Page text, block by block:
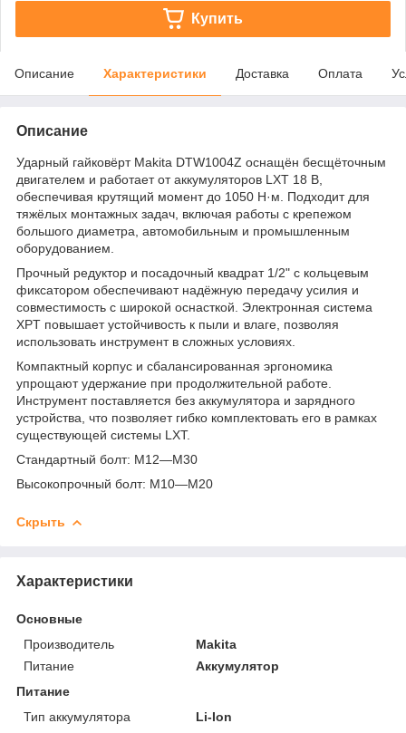
Купить
Описание Характеристики Доставка Оплата
Описание
Ударный гайковёрт Makita DTW1004Z оснащён бесщёточным
двигателем и работает от аккумуляторов LXT 18 В,
обеспечивая крутящий момент до 1050 Н·м. Подходит для
тяжёлых монтажных задач, включая работы с крепежом
большого диаметра, автомобильным и промышленным
оборудованием.
Прочный редуктор и посадочный квадрат 1/2" с кольцевым
фиксатором обеспечивают надёжную передачу усилия и
совместимость с широкой оснасткой. Электронная система
XPT повышает устойчивость к пыли и влаге, позволяя
использовать инструмент в сложных условиях.
Компактный корпус и сбалансированная эргономика
упрощают удержание при продолжительной работе.
Инструмент поставляется без аккумулятора и зарядного
устройства, что позволяет гибко комплектовать его в рамках
существующей системы LXT.
Стандартный болт: M12—M30
Высокопрочный болт: M10—M20
Скрыть
Характеристики
Основные
Производитель
Makita
Питание
Аккумулятор
Питание
Тип аккумулятора
Li-Ion